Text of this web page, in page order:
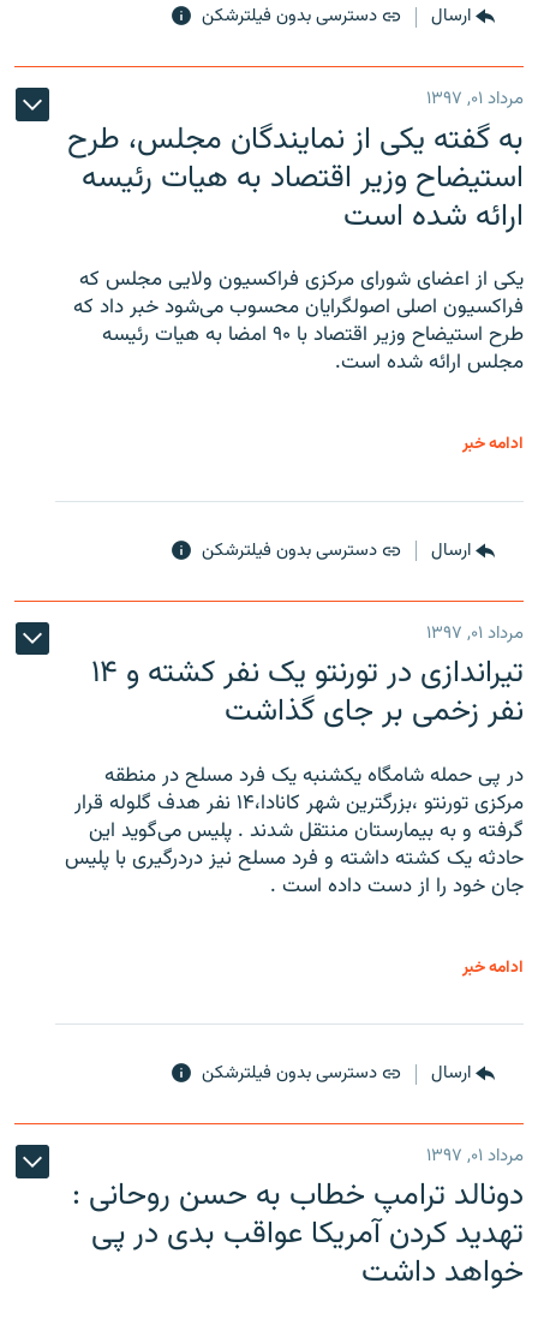
ارسال دسترسی بدون فیلترشکن
مرداد ۰۱, ۱۳۹۷
به گفته یکی از نمایندگان مجلس، طرح
استیضاح وزیر اقتصاد به هیات رئیسه
ارائه شده است
یکی از اعضای شورای مرکزی فراکسیون ولایی مجلس که
فراکسیون اصلی اصولگرایان محسوب می‌شود خبر داد که
طرح استیضاح وزیر اقتصاد با ۹۰ امضا به هیات رئیسه
مجلس ارائه شده است.
ادامه خبر
ارسال دسترسی بدون فیلترشکن
مرداد ۰۱, ۱۳۹۷
تیراندازی در تورنتو یک نفر کشته و ۱۴
نفر زخمی بر جای گذاشت
در پی حمله شامگاه یکشنبه یک فرد مسلح در منطقه
مرکزی تورنتو ،‌بزرگترین شهر کانادا،۱۴ نفر هدف گلوله قرار
گرفته و به بیمارستان منتقل شدند . پلیس می‌گوید این
حادثه یک کشته داشته و فرد مسلح نیز دردرگیری با پلیس
جان خود را از دست داده است .
ادامه خبر
ارسال دسترسی بدون فیلترشکن
مرداد ۰۱, ۱۳۹۷
دونالد ترامپ خطاب به حسن روحانی :
تهدید کردن آمریکا عواقب بدی در پی
خواهد داشت